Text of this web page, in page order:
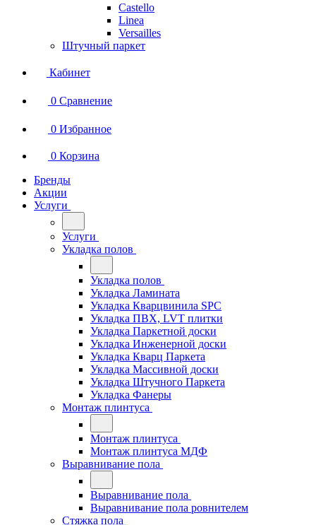
Castello
Linea
Versailles
Штучный паркет
Кабинет
0 Сравнение
0 Избранное
0 Корзина
Бренды
Акции
Услуги
Услуги
Укладка полов
Укладка полов
Укладка Ламината
Укладка Кварцвинила SPC
Укладка ПВХ, LVT плитки
Укладка Паркетной доски
Укладка Инженерной доски
Укладка Кварц Паркета
Укладка Массивной доски
Укладка Штучного Паркета
Укладка Фанеры
Монтаж плинтуса
Монтаж плинтуса
Монтаж плинтуса МДФ
Выравнивание пола
Выравнивание пола
Выравнивание пола ровнителем
Стяжка пола